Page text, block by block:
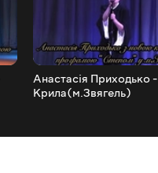
Анастасія Приходько -
Крила(м.Звягель)